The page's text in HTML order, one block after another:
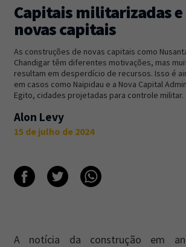
NewsletterCaos
Inscreva-se na newsletter do
receba todas as nossas
Capitais militarizadas
novas capitais
As construções de novas capitais como
Chandigar têm diferentes motivações, mas
resultam em desperdício de recursos. Isso é
em casos como Naipidau e a Nova Capital
Egito, cidades projetadas para controle militar.
Alon Levy
15 de julho de 2024
A notícia da construção em